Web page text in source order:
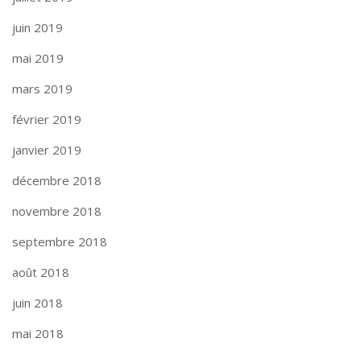
juin 2019
mai 2019
mars 2019
février 2019
janvier 2019
décembre 2018
novembre 2018
septembre 2018
août 2018
juin 2018
mai 2018